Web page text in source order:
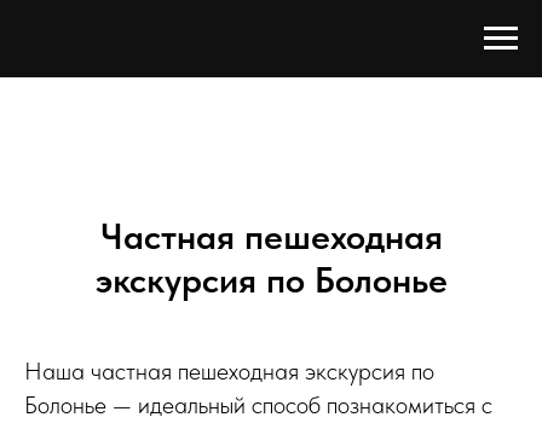
Частная пешеходная
экскурсия по Болонье
Наша частная пешеходная экскурсия по
Болонье — идеальный способ познакомиться с